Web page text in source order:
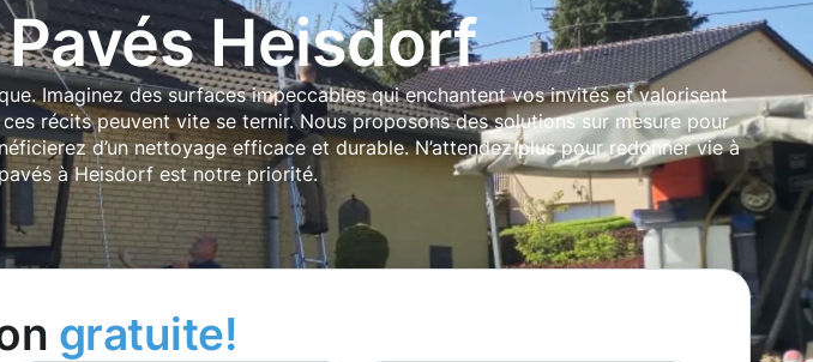
Heisdorf
Imaginez des surfaces impeccables qui enchantent vos invités et valorisent
récits peuvent vite se ternir. Nous proposons des solutions sur mesure pour
d’un nettoyage efficace et durable. N’attendez plus pour redonner vie à
à Heisdorf est notre priorité.
gratuite!